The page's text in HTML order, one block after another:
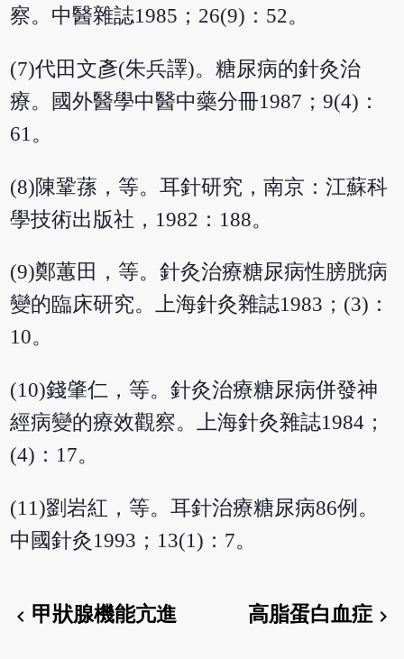
察。中醫雜誌1985；26(9)：52。
(7)代田文彥(朱兵譯)。糖尿病的針灸治
療。國外醫學中醫中藥分冊1987；9(4)：
61。
(8)陳鞏蓀，等。耳針研究，南京：江蘇科
學技術出版社，1982：188。
(9)鄭蕙田，等。針灸治療糖尿病性膀胱病
變的臨床研究。上海針灸雜誌1983；(3)：
10。
(10)錢肇仁，等。針灸治療糖尿病併發神
經病變的療效觀察。上海針灸雜誌1984；
(4)：17。
(11)劉岩紅，等。耳針治療糖尿病86例。
中國針灸1993；13(1)：7。
chevron_left 甲狀腺機能亢進 高脂蛋白血症chevron_right